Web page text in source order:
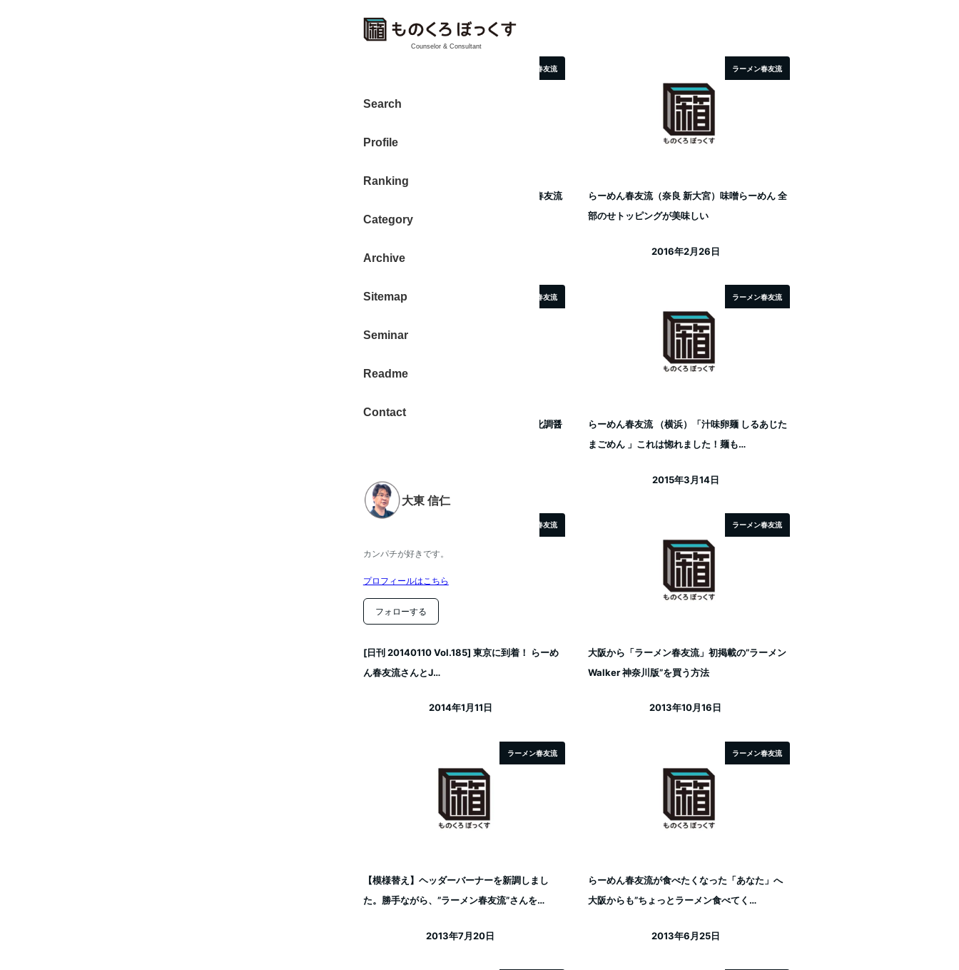
Counselor & Consultant
Search
Profile
Ranking
Category
Archive
Sitemap
Seminar
Readme
Contact
大東 信仁
カンパチが好きです。
プロフィールはこちら
フォローする
ラーメン春友流
辛い味噌らーめん 奈良・新大宮 らーめん春友流
辛さがやみつきになるおいしさ
ラーメン春友流
らーめん春友流（奈良 新大宮）味噌らーめん 全
部のせトッピングが美味しい
2016年2月26日
ラーメン春友流
らーめん春友流 奈良（近鉄 新大宮駅）無化調醤
ラーメン春友流
らーめん春友流 （横浜）「汁味卵麺 しるあじた
まごめん 」これは惚れました！麺も…
投稿日
2015年3月14日
ラーメン春友流
[日刊 20140110 Vol.185] 東京に到着！ らーめ
ん春友流さんとJ…
2014年1月11日
ラーメン春友流
大阪から「ラーメン春友流」初掲載の”ラーメン
Walker 神奈川版”を買う方法
2013年10月16日
ラーメン春友流
【模様替え】ヘッダーバーナーを新調しまし
た。勝手ながら、”ラーメン春友流”さんを…
2013年7月20日
ラーメン春友流
らーめん春友流が食べたくなった「あなた」へ
大阪からも”ちょっとラーメン食べてく…
2013年6月25日